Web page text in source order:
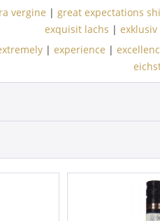
vergine | great expectations
exquisit lachs | exklusiv
| experience |